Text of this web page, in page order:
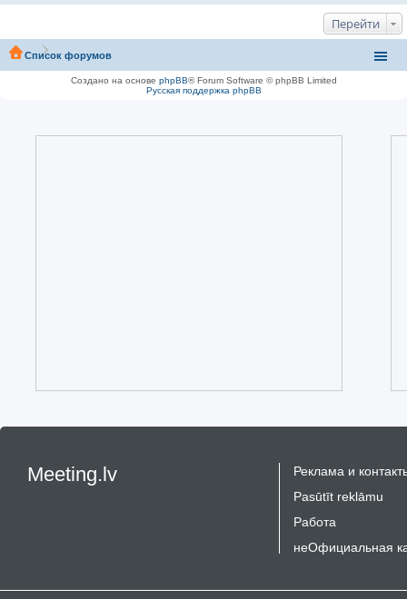
Перейти
Список форумов
Создано на основе phpBB® Forum Software © phpBB Limited
Русская поддержка phpBB
Meeting.lv
Реклама и
Pasūtīt reklāmu
Работа
неОфициальная